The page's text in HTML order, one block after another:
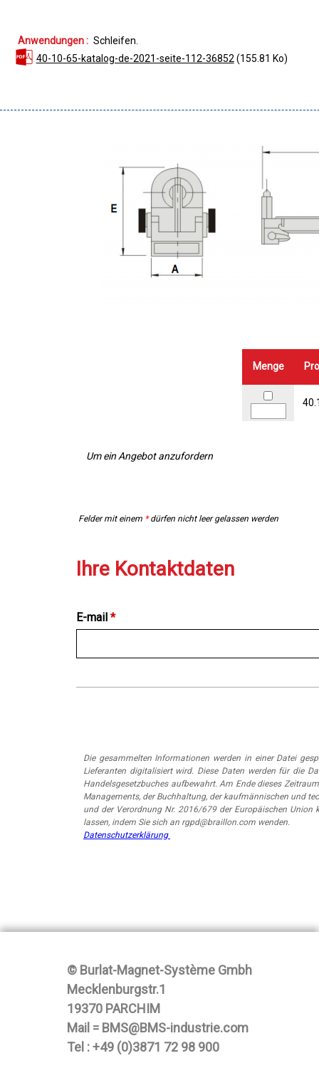
Anwendungen : Schleifen
40-10-65-katalog-de-2021-seite-112-36852 (155.81 Ko)
Menge
Um ein Angebot anzufordern
Felder mit einem *dürfen nicht leer gelassen werden
Ihre Kontaktdaten
E-mail *
Die gesammelten Informationen werden in einer Datei
Lieferanten digitalisiert wird. Diese Daten werden für die
Handelsgesetzbuches aufbewahrt. Am Ende dieses
Managements, der Buchhaltung, der kaufmännischen und
und der Verordnung Nr. 2016/679 der Europäischen Union
lassen, indem Sie sich an rgpd@braillon.com wenden.
Datenschutzerklärung
© Burlat-Magnet-Système Gmbh
Mecklenburgstr.1
19370 PARCHIM
Mail = BMS@BMS-industrie.com
Tel : +49 (0)3871 72 98 900